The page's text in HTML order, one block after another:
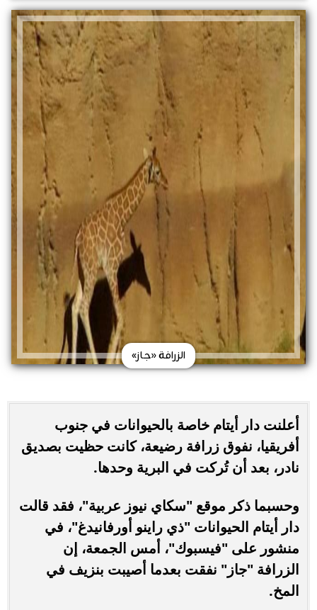
الزرافة «جاز»
أعلنت دار أيتام خاصة بالحيوانات في جنوب
أفريقيا، نفوق زرافة رضيعة، كانت حظيت بصديق
نادر، بعد أن تُركت في البرية وحدها.
وحسبما ذكر موقع "سكاي نيوز عربية"، فقد قالت
دار أيتام الحيوانات "ذي راينو أورفانيدغ"، في
منشور على "فيسبوك"، أمس الجمعة، إن
الزرافة "جاز" نفقت بعدما أصيبت بنزيف في
المخ.